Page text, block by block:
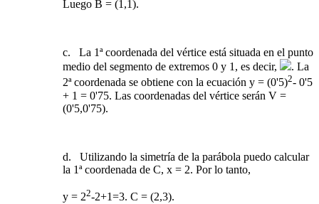
Luego B = (1,1).
c. La 1ª coordenada del vértice está situada en el punto
medio del segmento de extremos 0 y 1, es decir,
. La
2ª coordenada se obtiene con la ecuación y = (0'5)2- 0'5
+ 1 = 0'75. Las coordenadas del vértice serán V =
(0'5,0'75).
d. Utilizando la simetría de la parábola puedo calcular
la 1ª coordenada de C, x = 2. Por lo tanto,
y = 22-2+1=3. C = (2,3).